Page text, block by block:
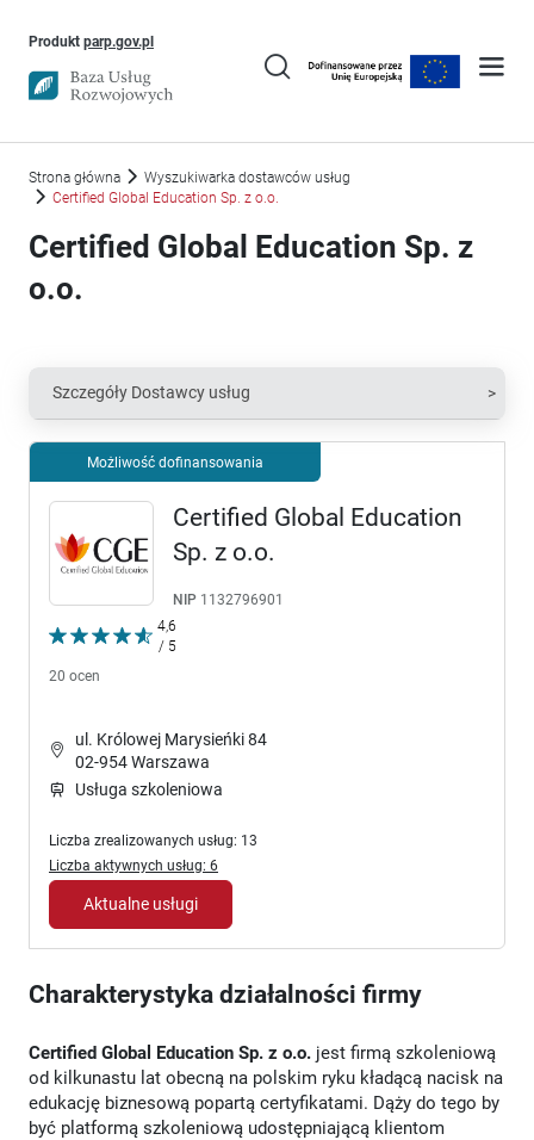
Produkt parp.gov.plUwaga, link otworzy się w nowym oknie
Strona główna
Wyszukiwarka dostawców usług
Certified Global Education Sp. z o.o.
Certified Global Education Sp. z
o.o.
Możliwość dofinansowania
4,6
/ 5
20 ocen
Certified Global Education
Sp. z o.o.
NIP 1132796901
ul. Królowej Marysieńki 84
02-954 Warszawa
Usługa szkoleniowa
Liczba zrealizowanych usług: 13
Liczba aktywnych usług: 6
Aktualne usługi
Charakterystyka działalności firmy
Certified Global Education Sp. z o.o. jest firmą szkoleniową
od kilkunastu lat obecną na polskim ryku kładącą nacisk na
edukację biznesową popartą certyfikatami. Dąży do tego by
być platformą szkoleniową udostępniającą klientom
Szczegóły Dostawcy usług